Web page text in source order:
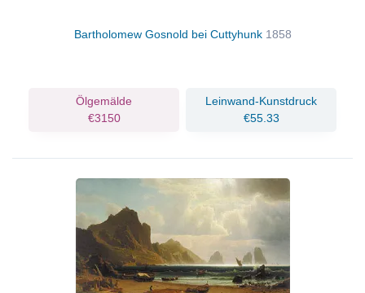
Bartholomew Gosnold bei Cuttyhunk 1858
Ölgemälde
€3150
Leinwand-Kunstdruck
€55.33